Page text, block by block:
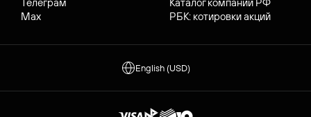
Max
РБК: котировки акций
English (USD)